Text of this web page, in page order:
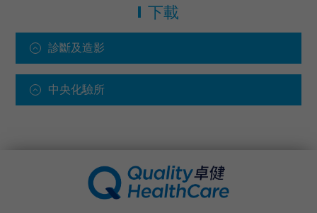
下載
診斷及造影
中央化驗所